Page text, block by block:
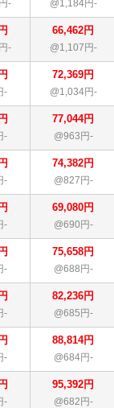
- @1,184円-
-
66,462円
@1,107円-
-
72,369円
@1,034円-
-
77,044円
@963円-
-
74,382円
@827円-
-
69,080円
@690円-
-
75,658円
@688円-
-
82,236円
@685円-
-
88,814円
@684円-
-
95,392円
@682円-